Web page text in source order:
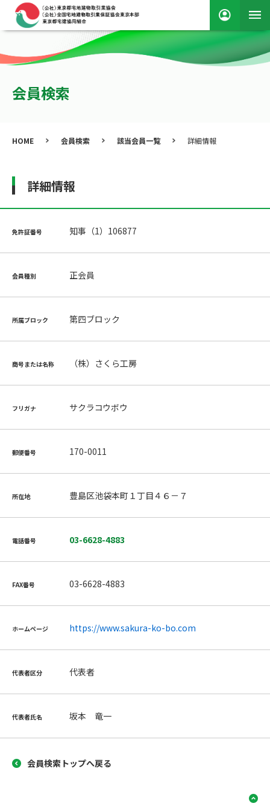
会員検索
HOME 会員検索 該当会員一覧 詳細情報
詳細情報
免許証番号 知事（1）106877
会員種別 正会員
所属ブロック 第四ブロック
商号または名称 （株）さくら工房
フリガナ サクラコウボウ
郵便番号 170-0011
所在地 豊島区池袋本町１丁目４６－７
電話番号 03-6628-4883
FAX番号 03-6628-4883
ホームページ https://www.sakura-ko-bo.com
代表者区分 代表者
代表者氏名 坂本 竜一
会員検索トップへ戻る